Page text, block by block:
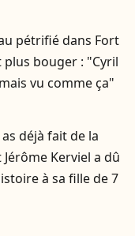
pétrifié dans Fort
bouger : "Cyril
vu comme ça"
déjà fait de la
Kerviel a dû
à sa fille de 7